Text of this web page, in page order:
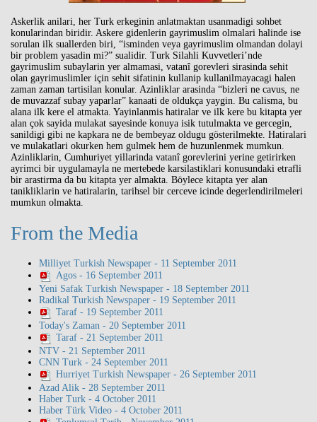
Askerlik anilari, her Turk erkeginin anlatmaktan usanmadigi sohbet
konularindan biridir. Askere gidenlerin gayrimuslim olmalari halinde ise
sorulan ilk suallerden biri, “isminden veya gayrimuslim olmandan dolayi
bir problem yasadin mi?” sualidir. Turk Silahli Kuvvetleri’nde
gayrimuslim subaylarin yer almamasi, vatanî gorevleri sirasinda sehit
olan gayrimuslimler için sehit sifatinin kullanip kullanilmayacagi halen
zaman zaman tartisilan konular. Azinliklar arasinda “bizleri ne cavus, ne
de muvazzaf subay yaparlar” kanaati de oldukça yaygin. Bu calisma, bu
alana ilk kere el atmakta. Yayinlanmis hatiralar ve ilk kere bu kitapta yer
alan çok sayida mulakat sayesinde konuya isik tutulmakta ve gercegin,
sanildigi gibi ne kapkara ne de bembeyaz oldugu gösterilmekte. Hatiralari
ve mulakatlari okurken hem gulmek hem de huzunlenmek mumkun.
Azinliklarin, Cumhuriyet yillarinda vatanî gorevlerini yerine getirirken
ayrimci bir uygulamayla ne mertebede karsilastiklari konusundaki etrafli
bir arastirma da bu kitapta yer almakta. Böylece kitapta yer alan
tanikliklarin ve hatiralarin, tarihsel bir cerceve icinde degerlendirilmeleri
mumkun olmakta.
From the Media
Milliyet Turkish Newspaper - 11 September 2011
Agos - 16 September 2011
Yeni Safak Turkish Newspaper - 18 September 2011
Radikal Turkish Newspaper - 19 September 2011
Taraf - 19 September 2011
Today's Zaman - 20 September 2011
Taraf - 21 September 2011
NTV - 21 September 2011
CNN Turk - 24 September 2011
Hurriyet Turkish Newspaper - 26 September 2011
Azad Alik - 28 September 2011
Haber Turk - 4 October 2011
Haber Türk Video - 4 October 2011